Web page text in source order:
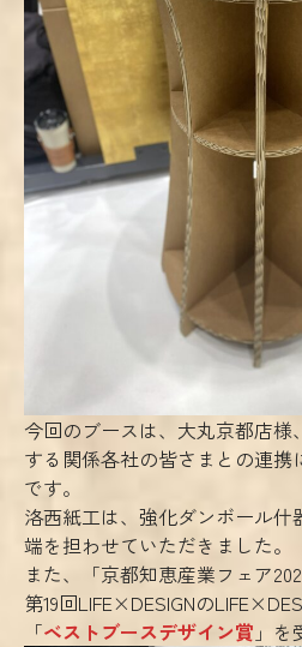
今回のブースは、大丸京都店様
する関係各社の皆さまとの連
です。
洛西紙工は、強化ダンボール
端を担わせていただきました。
また、「京都知恵産業フェア
第19回LIFE×DESIGNの
「ベストブースデザイン賞 」を